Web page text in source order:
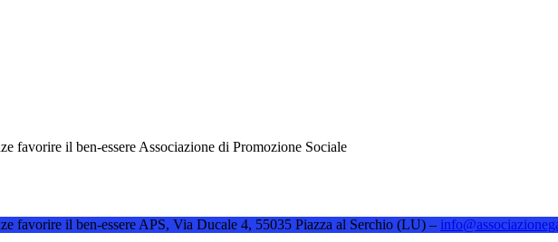
favorire il ben-essere Associazione di Promozione Sociale
favorire il ben-essere APS, Via Ducale 4, 55035 Piazza al Serchio (LU) –